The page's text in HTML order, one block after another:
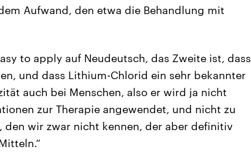
Aufwand, den etwa die Behandlung mit
to apply auf Neudeutsch, das Zweite ist, dass
und dass Lithium-Chlorid ein sehr bekannter
auch bei Menschen, also er wird ja nicht
zur Therapie angewendet, und nicht zu
den wir zwar nicht kennen, der aber definitiv